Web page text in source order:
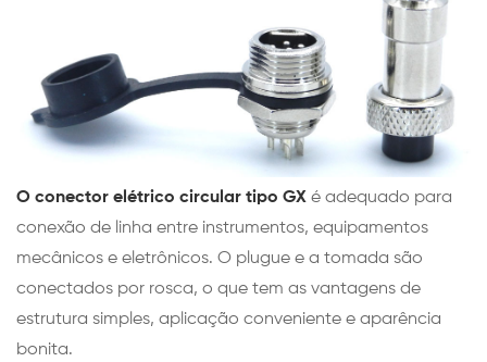
O conector elétrico circular tipo GX é adequado para
conexão de linha entre instrumentos, equipamentos
mecânicos e eletrônicos. O plugue e a tomada são
conectados por rosca, o que tem as vantagens de
estrutura simples, aplicação conveniente e aparência
bonita.